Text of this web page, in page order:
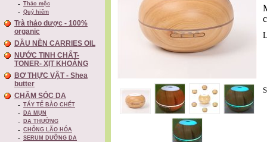
Thảo mộc
Quý hiếm
Trà thảo dược - 100%
organic
DẦU NỀN CARRIES OIL
NƯỚC TINH CHẤT-
TONER- XỊT KHOÁNG
BƠ THỰC VẬT - Shea
butter
CHĂM SÓC DA
TẨY TẾ BÀO CHỂT
DA MỤN
DA THƯỜNG
CHỐNG LÃO HÓA
SERUM DƯỠNG DA